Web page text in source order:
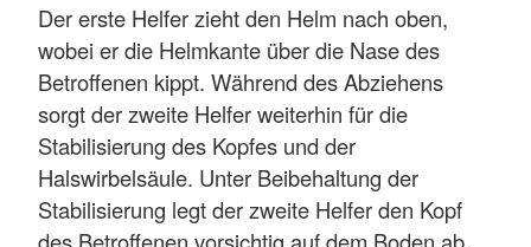
Der erste Helfer zieht den Helm nach oben,
wobei er die Helmkante über die Nase des
Betroffenen kippt. Während des Abziehens
sorgt der zweite Helfer weiterhin für die
Stabilisierung des Kopfes und der
Halswirbelsäule. Unter Beibehaltung der
Stabilisierung legt der zweite Helfer den Kopf